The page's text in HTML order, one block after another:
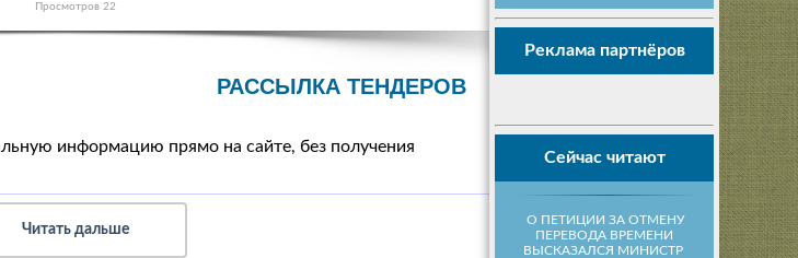
Реклама партнёров
Сейчас читают
О ПЕТИЦИИ ЗА ОТМЕНУ
ПЕРЕВОДА ВРЕМЕНИ
ВЫСКАЗАЛСЯ МИНИСТР
Просмотров 22
РАССЫЛКА ТЕНДЕРОВ
информацию прямо на сайте, без получения
Читать дальше